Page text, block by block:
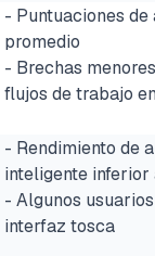
- Puntuaciones
promedio
- Brechas
flujos de trabajo
- Rendimiento de
inteligente inferior
- Algunos
interfaz tosca